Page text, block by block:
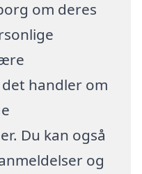
om deres
handler om
Du kan også
og